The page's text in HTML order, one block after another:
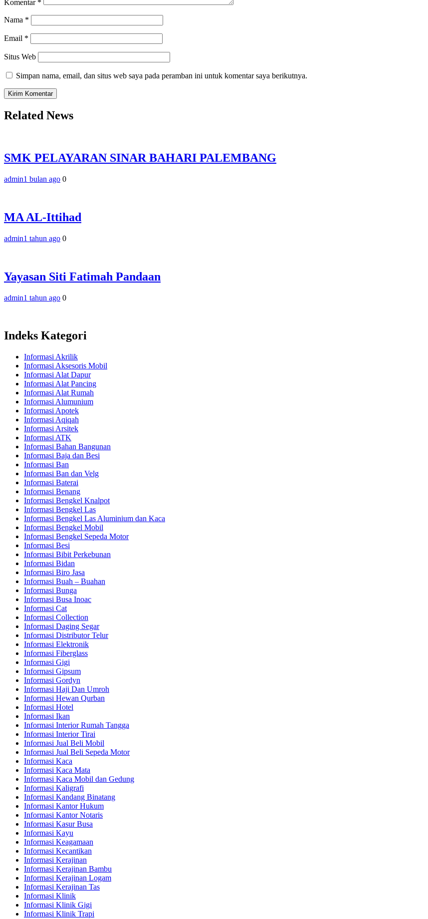
Komentar *
Nama *
Email *
Situs Web
Simpan nama, email, dan situs web saya pada peramban ini untuk komentar saya berikutnya.
Related News
SMK PELAYARAN SINAR BAHARI PALEMBANG
admin1 bulan ago 0
MA AL-Ittihad
admin1 tahun ago 0
Yayasan Siti Fatimah Pandaan
admin1 tahun ago 0
Indeks Kategori
Informasi Akrilik
Informasi Aksesoris Mobil
Informasi Alat Dapur
Informasi Alat Pancing
Informasi Alat Rumah
Informasi Alumunium
Informasi Apotek
Informasi Aqiqah
Informasi Arsitek
Informasi ATK
Informasi Bahan Bangunan
Informasi Baja dan Besi
Informasi Ban
Informasi Ban dan Velg
Informasi Baterai
Informasi Benang
Informasi Bengkel Knalpot
Informasi Bengkel Las
Informasi Bengkel Las Aluminium dan Kaca
Informasi Bengkel Mobil
Informasi Bengkel Sepeda Motor
Informasi Besi
Informasi Bibit Perkebunan
Informasi Bidan
Informasi Biro Jasa
Informasi Buah – Buahan
Informasi Bunga
Informasi Busa Inoac
Informasi Cat
Informasi Collection
Informasi Daging Segar
Informasi Distributor Telur
Informasi Elektronik
Informasi Fiberglass
Informasi Gigi
Informasi Gipsum
Informasi Gordyn
Informasi Haji Dan Umroh
Informasi Hewan Qurban
Informasi Hotel
Informasi Ikan
Informasi Interior Rumah Tangga
Informasi Interior Tirai
Informasi Jual Beli Mobil
Informasi Jual Beli Sepeda Motor
Informasi Kaca
Informasi Kaca Mata
Informasi Kaca Mobil dan Gedung
Informasi Kaligrafi
Informasi Kandang Binatang
Informasi Kantor Hukum
Informasi Kantor Notaris
Informasi Kasur Busa
Informasi Kayu
Informasi Keagamaan
Informasi Kecantikan
Informasi Kerajinan
Informasi Kerajinan Bambu
Informasi Kerajinan Logam
Informasi Kerajinan Tas
Informasi Klinik
Informasi Klinik Gigi
Informasi Klinik Trapi